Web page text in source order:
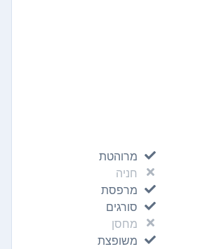
מרוהטת
חניה
מרפסת
סורגים
מחסן
משופצת